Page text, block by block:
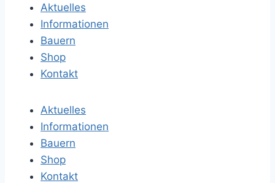
h
e
n
a
c
:
Aktuelles
Informationen
Bauern
Shop
Kontakt
Aktuelles
Informationen
Bauern
Shop
Kontakt